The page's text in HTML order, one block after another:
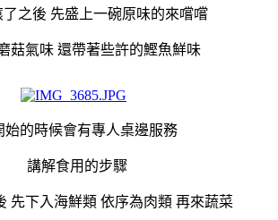
之後 先盛上一碗原味的來嚐嚐
菇氣味 還帶著些許的鰹魚鮮味
始的時候會有專人桌邊服務
講解食用的步驟
先下入海鮮類 依序為肉類 再來蔬菜